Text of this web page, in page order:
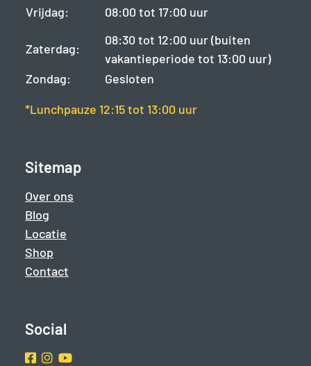
Vrijdag:
08:00 tot 17:00 uur
Zaterdag:
08:30 tot 12:00 uur (buiten
vakantieperiode tot 13:00 uur)
Zondag:
Gesloten
*Lunchpauze 12:15 tot 13:00 uur
Sitemap
Over ons
Blog
Locatie
Shop
Contact
Social
Facebook
Instragram
Youtube